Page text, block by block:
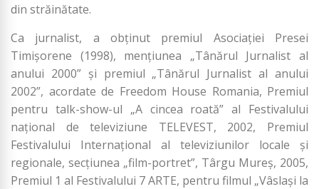
din străinătate.
Ca jurnalist, a obţinut premiul Asociaţiei Presei
Timişorene (1998), menţiunea „Tânărul Jurnalist al
anului 2000” şi premiul „Tânărul Jurnalist al anului
2002”, acordate de Freedom House Romania, Premiul
pentru talk-show-ul „A cincea roată” al Festivalului
naţional de televiziune TELEVEST, 2002, Premiul
Festivalului Internaţional al televiziunilor locale şi
regionale, secţiunea „film-portret”, Târgu Mureş, 2005,
Premiul 1 al Festivalului 7 ARTE, pentru filmul „Vâslaşi la